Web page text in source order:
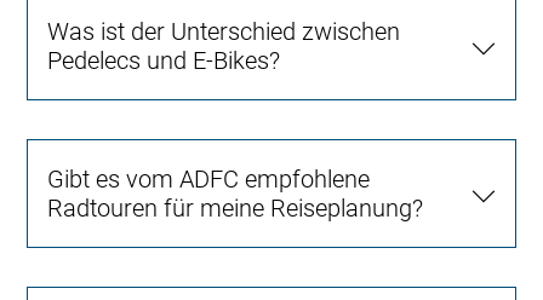
Was ist der Unterschied zwischen
Pedelecs und E-Bikes?
Gibt es vom ADFC empfohlene
Radtouren für meine Reiseplanung?